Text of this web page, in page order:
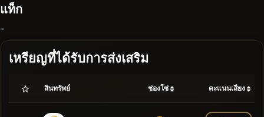
แท็ก
-
เหรียญที่ได้รับการส่งเสริม
สินทรัพย์ ช่องโซ่ คะแนนเสียง